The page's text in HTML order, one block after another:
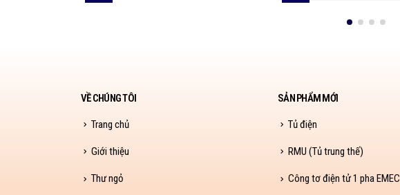
VỀ CHÚNG TÔI
Trang chủ
Giới thiệu
Thư ngỏ
SẢN PHẨM MỚI
Tủ điện
RMU (Tủ trung thế)
Công tơ điện tử 1 pha EMEC